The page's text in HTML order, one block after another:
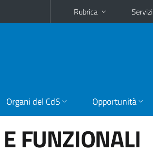
Rubrica Servizi
Organi del CdS Opportunità
FUNZIONALI